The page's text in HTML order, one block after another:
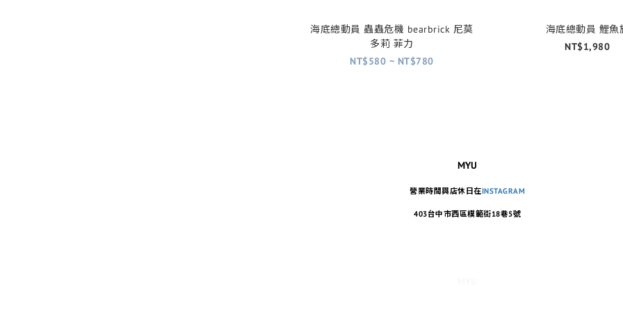
海底總動員 蟲蟲危機 bearbrick 尼莫
多莉 菲力
NT$580 ~ NT$780
海底總動員 鯉魚
NT$1,980
MYU
營業時間與店休日在INSTAGRAM
403台中市西區模範街18巷5號